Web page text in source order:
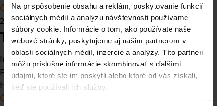
Na prispôsobenie obsahu a reklám, poskytovanie funkcií
sociálnych médií a analýzu návštevnosti používame
súbory cookie. Informácie o tom, ako používate naše
webové stránky, poskytujeme aj našim partnerom v
oblasti sociálnych médií, inzercie a analýzy. Títo partneri
môžu príslušné informácie skombinovať s ďalšími
údajmi, ktoré ste im poskytli alebo ktoré od vás získali,
keď ste používali ich služby.
Čítať viac
27/4/2026
Talk s Hanou Lasicovou
Inšpirácia, humor, nadhľad… a chuť robiť veci naplno.
Presne také momenty majú zmysel. ✨ Talk so skvelou
Hanou Lasicovou na škole Guliver.
Čítať viac